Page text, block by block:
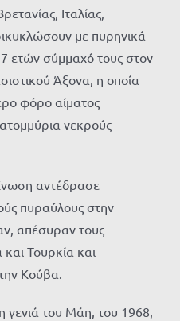
Ιταλίας,
με πυρηνικά
ετών σύμμαχό τους στον
Άξονα, η οποία
φόρο αίματος
νεκρούς
αντέδρασε
πυραύλους στην
απέσυραν τους
Τουρκία και
Κούβα.
του Μάη, του 1968,